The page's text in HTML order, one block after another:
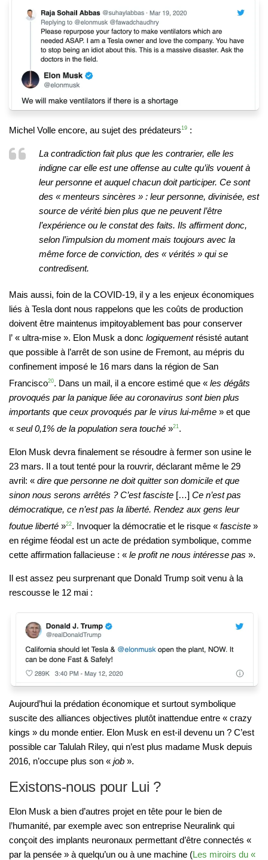
Michel Volle encore, au sujet des prédateurs 19 :
La contradiction fait plus que les contrarier, elle les
indigne car elle est une offense au culte qu’ils vouent à
leur personne et auquel chacun doit participer. Ce sont
des « menteurs sincères » : leur personne, divinisée, est
source de vérité bien plus que ne peuvent l’être
l’expérience ou le constat des faits. Ils affirment donc,
selon l’impulsion du moment mais toujours avec la
même force de conviction, des « vérités » qui se
contredisent.
Mais aussi, foin de la COVID-19, il y a les enjeux économiques
liés à Tesla dont nous rappelons que les coûts de production
doivent être maintenus impitoyablement bas pour conserver
l’ « ultra-mise ». Elon Musk a donc logiquementrésisté autant
que possible à l’arrêt de son usine de Fremont, au mépris du
confinement imposé le 16 mars dans la région de San
Francisco20. Dans un mail, il a encore estimé que « les dégâts
provoqués par la panique liée au coronavirus sont bien plus
importants que ceux provoqués par le virus lui-même » et que
« seul 0,1% de la population sera touché »21 .
Elon Musk devra finalement se résoudre à fermer son usine le
23 mars. Il a tout tenté pour la rouvrir, déclarant même le 29
avril: « dire que personne ne doit quitter son domicile et que
sinon nous serons arrêtés ? C’est fasciste […] Ce n’est pas
démocratique, ce n’est pas la liberté. Rendez aux gens leur
foutue liberté »22. Invoquer la démocratie et le risque « fasciste »
en régime féodal est un acte de prédation symbolique, comme
cette affirmation fallacieuse : « le profit ne nous intéresse pas ».
Il est assez peu surprenant que Donald Trump soit venu à la
rescousse le 12 mai :
Aujourd’hui la prédation économique et surtout symbolique
suscite des alliances objectives plutôt inattendue entre « crazy
kings » du monde entier. Elon Musk en est-il devenu un ? C’est
possible car Talulah Riley, qui n’est plus madame Musk depuis
2016, n’occupe plus son « job ».
Existons-nous pour Lui ?
Elon Musk a bien d’autres projet en tête pour le bien de
l’humanité, par exemple avec son entreprise Neuralink qui
conçoit des implants neuronaux permettant d’être connectés «
par la pensée » à quelqu’un ou à une machine (Les miroirs du «